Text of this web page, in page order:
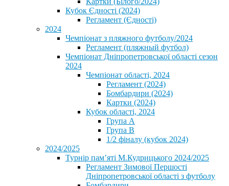
Кубок Єдності (2024)
Регламент (Єдності)
2024
Чемпіонат з пляжного футболу/2024
Регламент (пляжный футбол)
Чемпіонат Дніпропетровської області сезон
2024
Чемпіонат області, 2024
Регламент (2024)
Бомбардири (2024)
Картки (2024)
Кубок області, 2024
Група А
Група В
1/2 фіналу (кубок 2024)
2024/2025
Турнір пам’яті М.Кудрицького 2024/2025
Регламент Зимової Першості
Дніпропетровської області з футболу